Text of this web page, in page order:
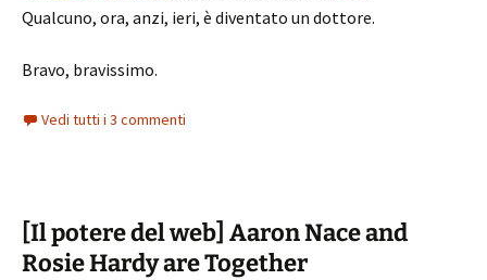
Qualcuno, ora, anzi, ieri, è diventato un dottore.
Bravo, bravissimo.
Vedi tutti i 3 commenti
[Il potere del web] Aaron Nace and
Rosie Hardy are Together